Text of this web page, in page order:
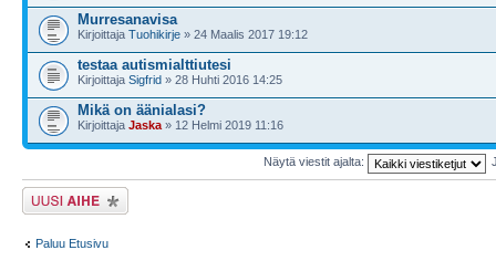
Murresanavisa
Kirjoittaja Tuohikirje » 24 Maalis 2017 19:12
testaa autismialttiutesi
Kirjoittaja Sigfrid » 28 Huhti 2016 14:25
Mikä on äänialasi?
Kirjoittaja Jaska » 12 Helmi 2019 11:16
Näytä viestit ajalta:
Lähetä uusi viesti
Paluu Etusivu